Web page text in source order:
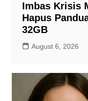
Imbas Krisis
Hapus
32GB
August 6, 2026